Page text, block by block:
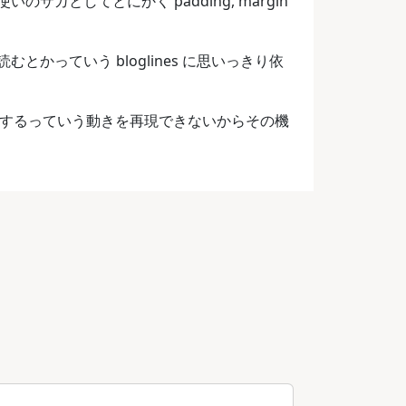
むとかっていう bloglines に思いっきり依
るっていう動きを再現できないからその機